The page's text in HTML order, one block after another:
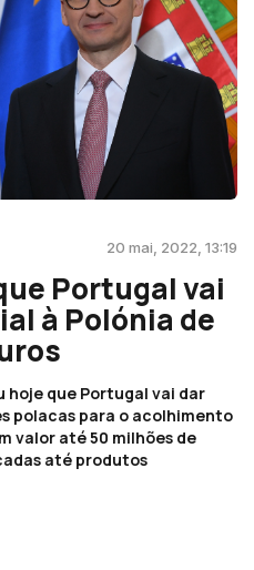
20 mai, 2022, 13:19
Portugal vai
à Polónia de
que Portugal vai dar
polacas para o acolhimento
valor até 50 milhões de
até produtos